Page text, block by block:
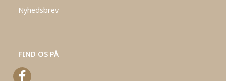
Nyhedsbrev
FIND OS PÅ